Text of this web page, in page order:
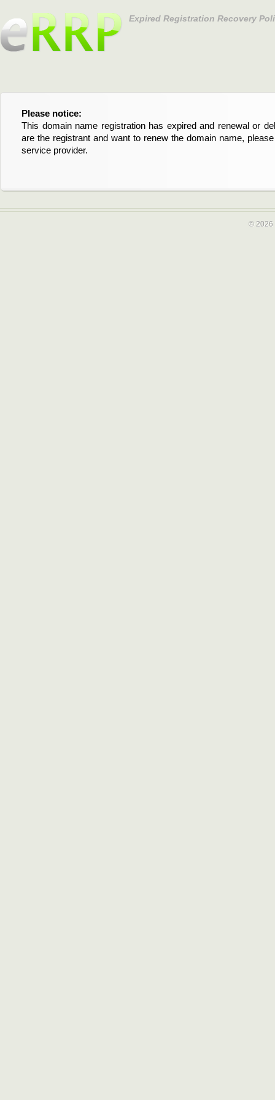
Expired Registration Recovery
Please notice:
This domain name registration has expired and renewal or
are the registrant and want to renew the domain name,
service provider.
Bitte beachten Sie:
Diese Domainregistrierung ist abgelaufen und die
Domain stehen an. Wenn Sie der Registrant sind und
verlängern möchten, kontaktieren Sie bitte Ihren Service-
© 2026